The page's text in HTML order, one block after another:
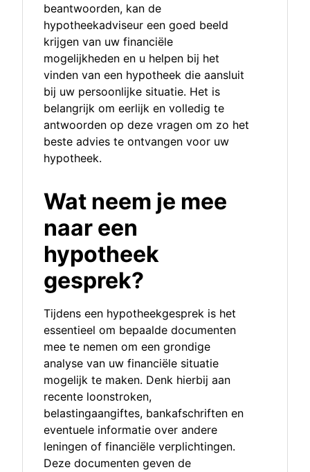
beantwoorden, kan de
hypotheekadviseur een goed beeld
krijgen van uw financiële
mogelijkheden en u helpen bij het
vinden van een hypotheek die aansluit
bij uw persoonlijke situatie. Het is
belangrijk om eerlijk en volledig te
antwoorden op deze vragen om zo het
beste advies te ontvangen voor uw
hypotheek.
Wat neem je mee
naar een
hypotheek
gesprek?
Tijdens een hypotheekgesprek is het
essentieel om bepaalde documenten
mee te nemen om een grondige
analyse van uw financiële situatie
mogelijk te maken. Denk hierbij aan
recente loonstroken,
belastingaangiftes, bankafschriften en
eventuele informatie over andere
leningen of financiële verplichtingen.
Deze documenten geven de